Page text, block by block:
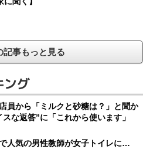
記事もっと見る
ング
員から「ミルクと砂糖は？」と聞か
な返答”に「これから使います」
で人気の男性教師が女子トイレに…